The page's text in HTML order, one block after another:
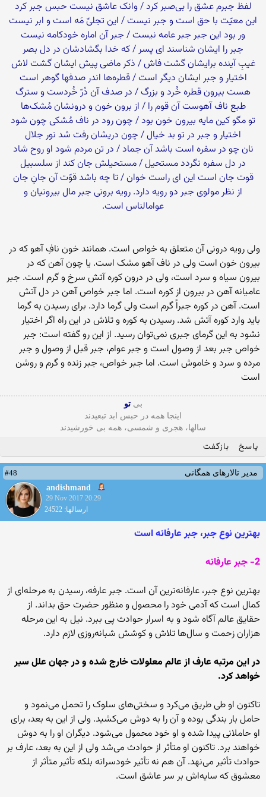
لفظ جبرم عشق را بى‌‏صبر کرد / وانک عاشق نیست حبس جبر کرد
این معیّت با حق است و جبر نیست / این تجلىِّ مَه است و ابر نیست‏
ور بود این جبر جبر عامه نیست / جبر آن اماره خودکامه نیست‏
جبر را ایشان شناسند اى پسر / که خدا بگشادشان در دل بصر
غیبِ آینده برایشان گشت فاش / ذکر ماضى پیش ایشان گشت لاش‏
اختیار و جبر ایشان دیگر است / قطره‏‌ها اندر صدف‏ها گوهر است‏
هست بیرون قطره خُرد و بزرگ / در صدف آن دُرّ خُردست و سترگ‏
طبع ناف آهوست آن قوم را / از برون خون و درونشان مُشک‌‏ها
تو مگو کین مایه بیرون خون بود / چون رود در ناف مُشکى چون شود
اختیار و جبر در تو بد خیال / چون دریشان رفت شد نور جلال‏
نان چو در سفره است باشد آن جماد / در تن مردم شود او روح شاد
در دل سفره نگردد مستحیل / مستحیلش جان کند از سلسبیل‏
قوت جان است این اى راست خوان / تا چه باشد قوّت آن جانِ جان
از نظر مولوى جبر دو رویه دارد. رویه برونى جبر مال بیرونیان و
عوام‏الناس است.
ولى رویه درونى آن متعلق به خواص است. همانند خون نافِ آهو که در
بیرون خون است ولى در ناف آهو مشک است. یا چون آهن که در
بیرون سیاه و سرد است، ولى در درون کوره آتش سرخ و گرم است. جبر
عامیانه آهن در بیرون از کوره است. اما جبر خواص آهن در دل آتش
است. آهن در کوره جبراً گرم است ولى گرما دارد. براى رسیدن‏ به گرما
باید وارد کوره آتش شد. رسیدن به کوره و تلاش در این راه اگر اختیار
نشود به این گرماى جبرى نمى‌‏توان رسید. از این رو گفته است: جبر
خواص جبر بعد از وصول است و جبر عوام، جبر قبل از وصول و جبر
مرده و سرد و خاموش است. اما جبر خواص، جبر زنده و گرم و روشن
است
بی تو
اینجا همه در حبس ابد تبعیدند
سالها، هجری و شمسی، همه بی خورشیدند
پاسخ بازگفت
مدیر تالارهای همگانی
#48
andishmand
29 Nov 2017 20:29
ارسالها: 24522
بهترین نوع جبر، جبر عارفانه است
2- جبر عارفانه‏
بهترین نوع جبر، عارفانه‌‏ترین آن است. جبر عارفه، رسیدن به مرحله‌‏اى از
کمال است که آدمى خود را محصول و منظور حضرت حق بداند. از
حقایق عالم آگاه شود و به اسرار حوادث پى ببرد. نیل به این مرحله
هزاران زحمت و سال‏‌ها تلاش و کوشش شبانه‌‏روزى لازم دارد.
در این مرتبه عارف از عالم معلولات خارج شده و در جهان علل سیر
خواهد کرد.
تاکنون او طى طریق مى‏‌کرد و سختى‏‌هاى سلوک را تحمل مى‌‏نمود و
حامل بار بندگى بوده و آن را به دوش مى‏‌کشید. ولى از این به بعد، براى
او حاملانى پیدا شده و او خود محمول مى‏‌شود. دیگران او را به دوش
خواهند برد. تاکنون او متأثر از حوادث مى‌‏شد ولى از این به بعد، عارف بر
حوادث تأثیر مى‏‌نهد. آن هم نه تأثیر خودسرانه بلکه تأثیر متأثر از
معشوق که سایه‌‏اش بر سر عاشق است.